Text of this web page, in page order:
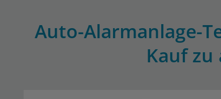
Auto-Alarmanlage-
Kauf zu